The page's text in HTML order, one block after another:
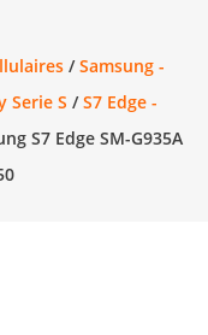
/Samsung -
Serie S /S7 Edge -
S7 Edge SM-G935A